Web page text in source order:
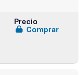
Precio
Comprar